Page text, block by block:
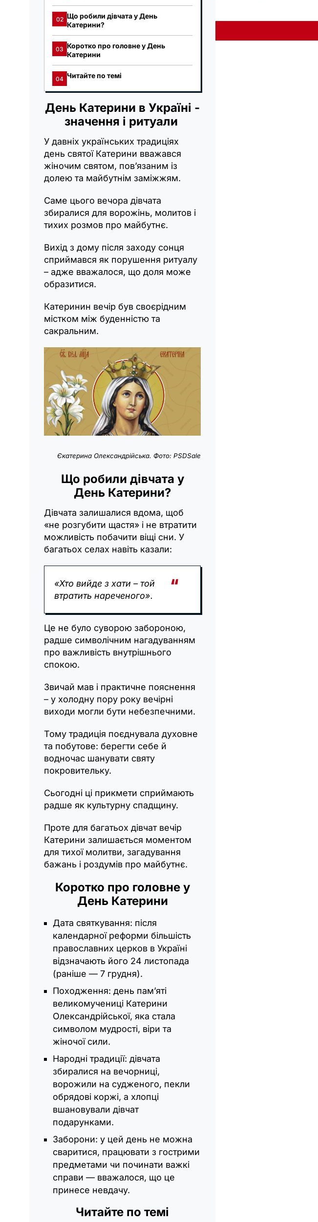
02 Що робили дівчата у День
Катерини?
03 Коротко про головне у День
Катерини
04 Читайте по темі
День Катерини в Україні -
значення і ритуали
У давніх українських традиціях
день святої Катерини вважався
жіночим святом, пов’язаним із
долею та майбутнім заміжжям.
Саме цього вечора дівчата
збиралися для ворожінь, молитов і
тихих розмов про майбутнє.
Вихід з дому після заходу сонця
сприймався як порушення ритуалу
– адже вважалося, що доля може
образитися.
Катеринин вечір був своєрідним
містком між буденністю та
сакральним.
Єкатерина Олександрійська. Фото: PSDSale
Що робили дівчата у
День Катерини?
Дівчата залишалися вдома, щоб
«не розгубити щастя» і не втратити
можливість побачити віщі сни. У
багатьох селах навіть казали:
«Хто вийде з хати – той
втратить нареченого».
Це не було суворою забороною,
радше символічним нагадуванням
про важливість внутрішнього
спокою.
Звичай мав і практичне пояснення
– у холодну пору року вечірні
виходи могли бути небезпечними.
Тому традиція поєднувала духовне
та побутове: берегти себе й
водночас шанувати святу
покровительку.
Сьогодні ці прикмети сприймають
радше як культурну спадщину.
Проте для багатьох дівчат вечір
Катерини залишається моментом
для тихої молитви, загадування
бажань і роздумів про майбутнє.
Коротко про головне у
День Катерини
Дата святкування: після
календарної реформи більшість
православних церков в Україні
відзначають його 24 листопада
(раніше — 7 грудня).
Походження: день пам’яті
великомучениці Катерини
Олександрійської, яка стала
символом мудрості, віри та
жіночої сили.
Народні традиції: дівчата
збиралися на вечорниці,
ворожили на судженого, пекли
обрядові коржі, а хлопці
вшановували дівчат
подарунками.
Заборони: у цей день не можна
сваритися, працювати з гострими
предметами чи починати важкі
справи — вважалося, що це
принесе невдачу.
Читайте по темі